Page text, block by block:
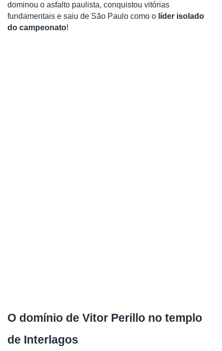
dominou o asfalto paulista, conquistou vitórias
fundamentais e saiu de São Paulo como o líder isolado
do campeonato!
O domínio de Vitor Perillo no templo
de Interlagos